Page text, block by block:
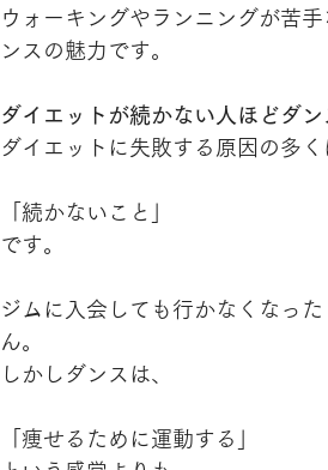
ウォーキングやランニングが苦
ンスの魅力です。
ダイエットが続かない人ほどダ
ダイエットに失敗する原因の多く
「続かないこと」
です。
ジムに入会しても行かなくなっ
ん。
しかしダンスは、
「痩せるために運動する」